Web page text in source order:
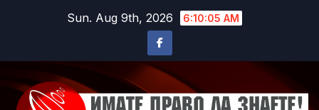
Sun. Aug 9th, 2026 6:10:08 AM